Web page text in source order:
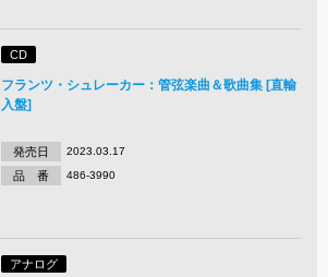
CD
フランツ・シュレーカー：管弦楽曲＆歌曲集 [直輸
入盤]
発売日 2023.03.17
品 番 486-3990
アナログ